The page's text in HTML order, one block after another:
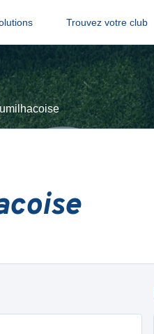
Trouvez votre club